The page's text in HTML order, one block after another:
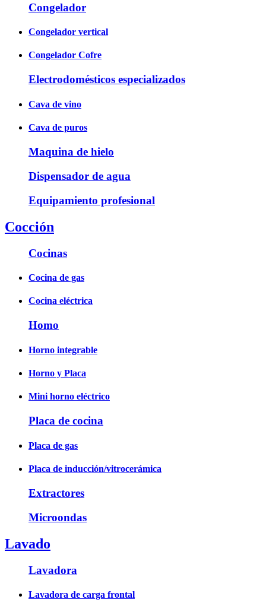
Congelador
Congelador vertical
Congelador Cofre
Electrodomésticos especializados
Cava de vino
Cava de puros
Maquina de hielo
Dispensador de agua
Equipamiento profesional
Cocción
Cocinas
Cocina de gas
Cocina eléctrica
Homo
Horno integrable
Horno y Placa
Mini horno eléctrico
Placa de cocina
Placa de gas
Placa de inducción/vitrocerámica
Extractores
Microondas
Lavado
Lavadora
Lavadora de carga frontal